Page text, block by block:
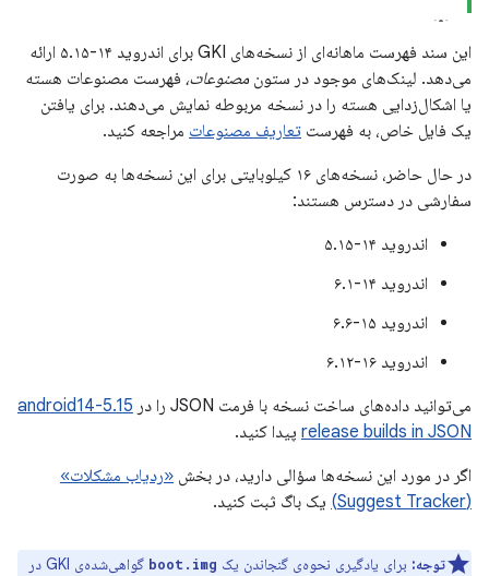
این سند فهرست ماهانه‌ای از نسخه‌های GKI برای اندروید ۱۴-۵.۱۵ ارائه
می‌دهد. لینک‌های موجود در ستون مصنوعات، فهرست مصنوعات هسته
یا اشکال‌زدایی هسته را در نسخه مربوطه نمایش می‌دهند. برای یافتن
یک فایل خاص، به فهرست تعاریف مصنوعات مراجعه کنید.
در حال حاضر، نسخه‌های ۱۶ کیلوبایتی برای این نسخه‌ها به صورت
سفارشی در دسترس هستند:
اندروید ۱۴-۵.۱۵
اندروید ۱۴-۶.۱
اندروید ۱۵-۶.۶
اندروید ۱۶-۶.۱۲
می‌توانید داده‌های ساخت نسخه با فرمت JSON را در
android14-5.15
release builds in JSON پیدا کنید.
اگر در مورد این نسخه‌ها سؤالی دارید، در بخش «ردیاب مشکلات»
(Suggest Tracker)
یک باگ ثبت کنید.
توجه: برای یادگیری نحوه‌ی گنجاندن یک boot.img
گواهی‌شده‌ی GKI در